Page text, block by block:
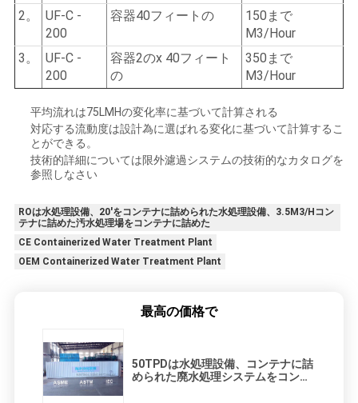
2。
UF-C -
200
容器40フィートの
150まで
M3/Hour
3。
UF-C -
200
容器2のx 40フィート
の
350まで
M3/Hour
平均流れは75LMHの変化率に基づいて計算される
対応する流動度は設計為に選ばれる変化に基づいて計算するこ
とができる。
技術的詳細については限外濾過システムの技術的なカタログを
参照しなさい
ROは水処理設備、20'をコンテナに詰められた水処理設備、3.5M3/Hコン
テナに詰めた汚水処理場をコンテナに詰めた
CE Containerized Water Treatment Plant
OEM Containerized Water Treatment Plant
最高の価格で
50TPDは水処理設備、コンテナに詰
められた廃水処理システムをコンテ